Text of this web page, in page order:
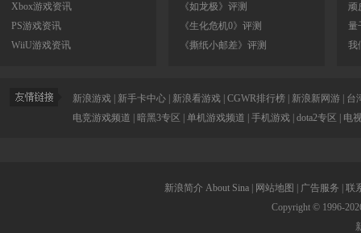
Xbox游戏资讯
PS游戏资讯
WiiU游戏资讯
《如龙极》评测
《生化危机0》评测
《撕纸小邮差》评测
顽
量
我
新浪游戏 新手卡中心 新浪看游戏 CGWR排行榜 新浪新网游
台
电竞游戏频道
暗黑3专区 单机游戏频道 手机游戏 dota2专区 电
新浪简介 About Sina 网站地图 广告服务
联
Copyright © 1996-